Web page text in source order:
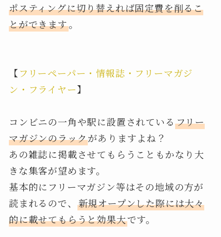
ポスティングに切り替えれば固定費を削るこ
とができます。
【フリーペーパー・情報誌・フリーマガジ
ン・フライヤー】
コンビニの一角や駅に設置されている フリー
マガジンのラックがありますよね？
あの雑誌に掲載させてもらうこともかなり大
きな集客が望めます。
基本的にフリーマガジン等はその地域の方が
読まれるので、 新規オープンした際には大々
的に載せてもらうと効果大です。